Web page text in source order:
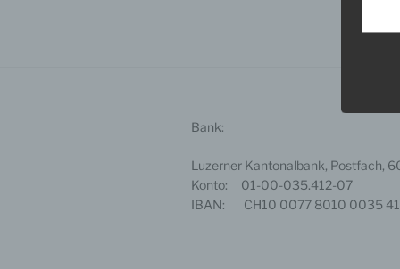
Bank:
Luzerner Kantonalbank, Postfach,
Konto: 01-00-035.412-07
IBAN: CH10 0077 8010 0035